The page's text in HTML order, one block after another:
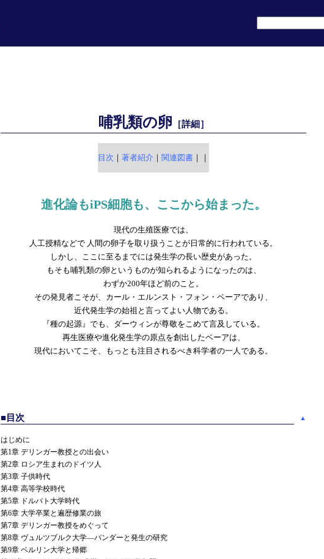
哺乳類の卵 ［詳細］
目次 ｜ 著者紹介 ｜ 関連図書 ｜ ｜
進化論もiPS細胞も、ここから始まった。
現代の生殖医療では、
人工授精などで 人間の卵子を取り扱うことが日常的に行われている。
しかし、ここに至るまでには発生学の長い歴史があった。
もそも哺乳類の卵というものが知られるようになったのは、
わずか200年ほど前のこと。
その発見者こそが、カール・エルンスト・フォン・ベーアであり、
近代発生学の始祖と言ってよい人物である。
『種の起源』でも、ダーウィンが尊敬をこめて言及している。
再生医療や進化発生学の原点を創出したベーアは、
現代においてこそ、もっとも注目されるべき科学者の一人である。
■目次 ▲
はじめに
第1章 デリンガー教授との出会い
第2章 ロシア生まれのドイツ人
第3章 子供時代
第4章 高等学校時代
第5章 ドルパト大学時代
第6章 大学卒業と遍歴修業の旅
第7章 デリンガー教授をめぐって
第8章 ヴュルツブルク大学―パンダーと発生の研究
第9章 ベルリン大学と帰郷